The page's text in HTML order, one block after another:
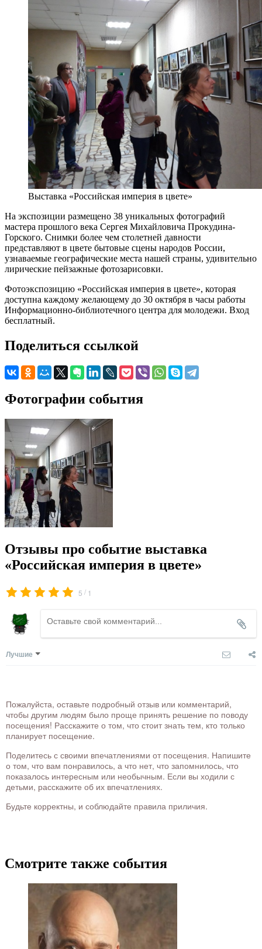
Выставка «Российская империя в цвете»
На экспозиции размещено 38 уникальных фотографий
мастера прошлого века Сергея Михайловича Прокудина-
Горского. Снимки более чем столетней давности
представляют в цвете бытовые сцены народов России,
узнаваемые географические места нашей страны, удивительно
лирические пейзажные фотозарисовки.
Фотоэкспозицию «Российская империя в цвете», которая
доступна каждому желающему до 30 октября в часы работы
Информационно-библиотечного центра для молодежи. Вход
бесплатный.
Поделиться ссылкой
Фотографии события
Отзывы про событие выставка
«Российская империя в цвете»
5 / 1
Лучшие
Пожалуйста, оставьте подробный отзыв или комментарий,
чтобы другим людям было проще принять решение по поводу
посещения! Расскажите о том, что стоит знать тем, кто только
планирует посещение.
Поделитесь с своими впечатлениями от посещения. Напишите
о том, что вам понравилось, а что нет, что запомнилось, что
показалось интересным или необычным. Если вы ходили с
детьми, расскажите об их впечатлениях.
Будьте корректны, и соблюдайте правила приличия.
Смотрите также события